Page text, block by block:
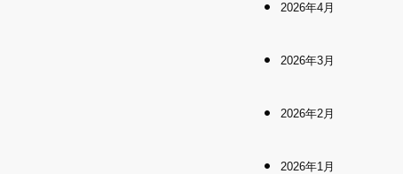
2026年4月
2026年3月
2026年2月
2026年1月